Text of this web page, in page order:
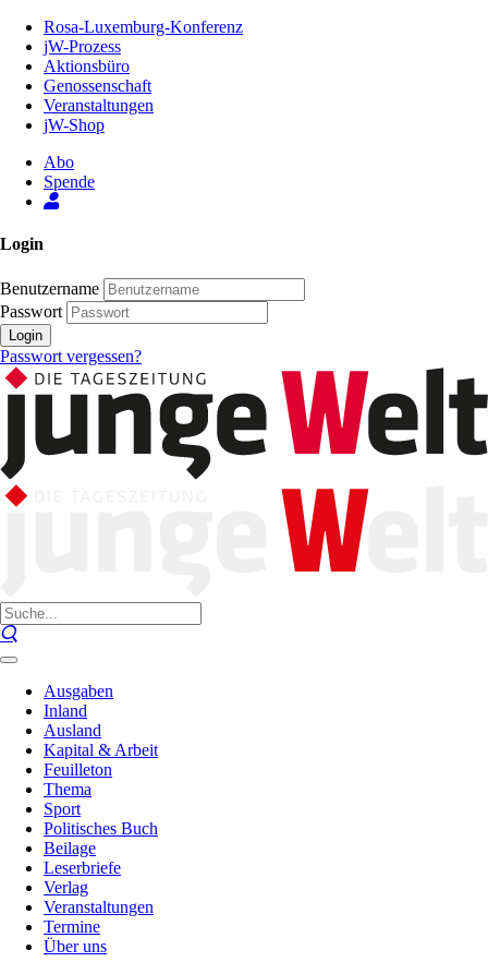
Inhalt
Seite
Rosa-Luxemburg-Konferenz
jW-Prozess
Aktionsbüro
Genossenschaft
Veranstaltungen
jW-Shop
Abo
Spende
Login
Benutzername
Passwort
Login
Passwort vergessen?
Ausgaben
Inland
Ausland
Kapital & Arbeit
Feuilleton
Thema
Sport
Politisches Buch
Beilage
Leserbriefe
Verlag
Veranstaltungen
Termine
Über uns